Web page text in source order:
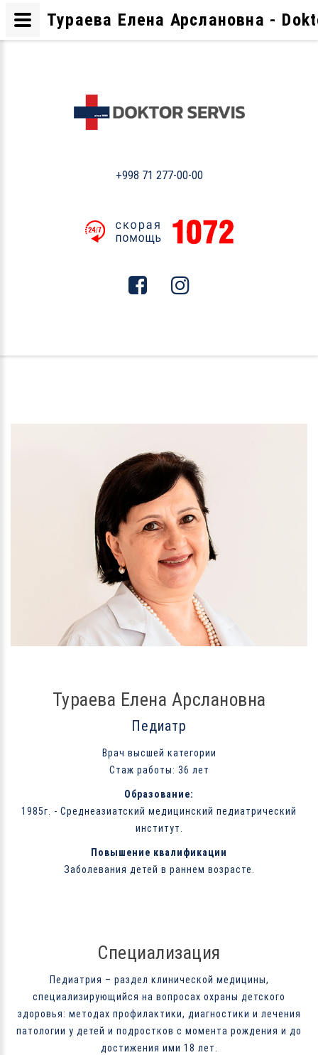
+998 71 277-00-00
Тураева Елена Арслановна
Педиатр
Врач высшей категории
Стаж работы: 36 лет
Образование:
1985г. - Среднеазиатский медицинский педиатрический
институт.
Повышение квалификации
Заболевания детей в раннем возрасте.
Специализация
Педиатрия – раздел клинической медицины,
специализирующийся на вопросах охраны детского
здоровья: методах профилактики, диагностики и лечения
патологии у детей и подростков с момента рождения и до
достижения ими 18 лет.
Тураева Елена Арслановна -